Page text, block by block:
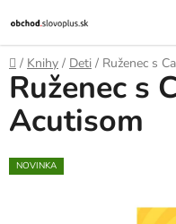
na
obsah
Domov
/ Knihy / Deti / Ruženec s
Ruženec s
Acutisom
NOVINKA